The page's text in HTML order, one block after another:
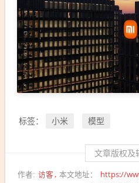
标签： 小米 模型
文章版权及
作者: 访客 本文地址： https://